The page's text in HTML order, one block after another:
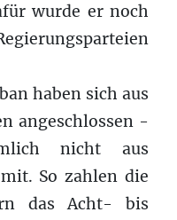
wurde er noch
haben sich aus
angeschlossen -
nicht aus
So zahlen die
das Acht- bis